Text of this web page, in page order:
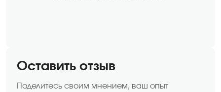
Оставить отзыв
Поделитесь своим мнением, ваш опыт